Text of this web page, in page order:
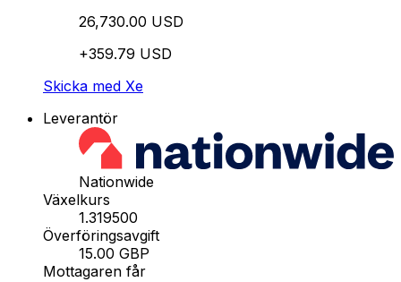
26,730.00 USD
+359.79 USD
Skicka med Xe
Leverantör
Nationwide
Växelkurs
1.319500
Överföringsavgift
15.00 GBP
Mottagaren får